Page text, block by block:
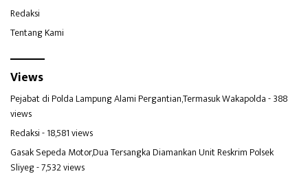
Redaksi
Tentang Kami
Views
Pejabat di Polda Lampung Alami Pergantian,Termasuk Wakapolda- 388
views
Redaksi- 18,581 views
Gasak Sepeda Motor,Dua Tersangka Diamankan Unit Reskrim Polsek
Sliyeg- 7,532 views